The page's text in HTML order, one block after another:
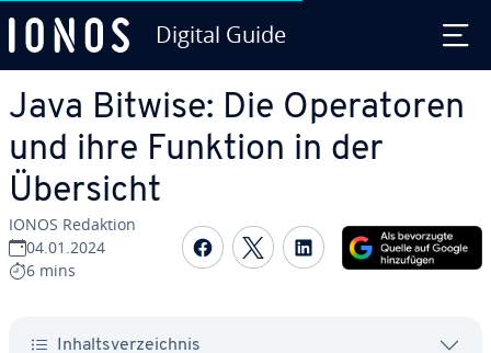
Digital Guide
Java Bitwise: Die Ope­ra­to­ren
und ihre Funktion in der
Übersicht
IONOS Redaktion
04.01.2024
6 mins
Auf Facebook teilen
Auf Twitter teilen
Auf LinkedIn
In­halts­ver­zeich­nis